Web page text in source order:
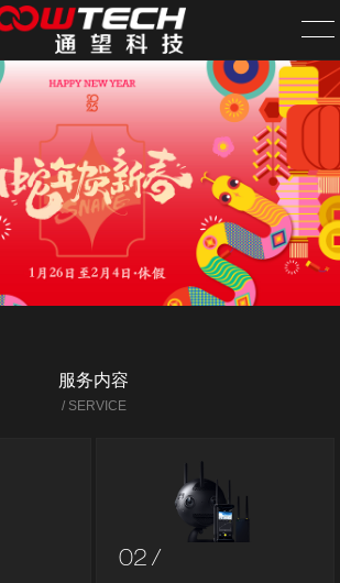
服务内容
/ SERVICE
02 /